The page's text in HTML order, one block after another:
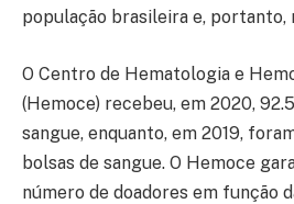
população brasileira e, portanto,
O Centro de Hematologia e
(Hemoce) recebeu, em 2020,
sangue, enquanto, em 2019,
bolsas de sangue. O Hemoce
número de doadores em função